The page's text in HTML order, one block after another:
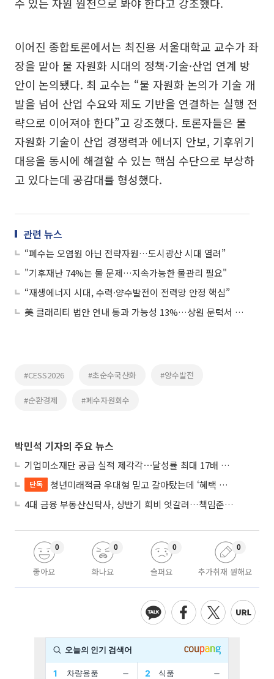
이어진 종합토론에서는 최진용 서울대학교 교수가 좌
장을 맡아 물 자원화 시대의 정책·기술·산업 연계 방
안이 논의됐다. 최 교수는 “물 자원화 논의가 기술 개
발을 넘어 산업 수요와 제도 기반을 연결하는 실행 전
략으로 이어져야 한다”고 강조했다. 토론자들은 물
자원화 기술이 산업 경쟁력과 에너지 안보, 기후위기
대응을 동시에 해결할 수 있는 핵심 수단으로 부상하
고 있다는데 공감대를 형성했다.
관련 뉴스
“폐수는 오염원 아닌 전략자원…도시광산 시대 열려”
"기후재난 74%는 물 문제…지속가능한 물관리 필요"
“재생에너지 시대, 수력·양수발전이 전력망 안정 핵심”
美 클래리티 법안 연내 통과 가능성 13%…상원 문턱서 제동
#CESS2026 #초순수국산화 #양수발전
#순환경제 #폐수자원회수
박민석 기자의 주요 뉴스
기업미소재단 공급 실적 제각각⋯달성률 최대 17배 차이
단독
청년미래적금 우대형 믿고 갈아탔는데 ‘혜택 반토막’…심사 오류에 가입자 혼선
4대 금융 부동산신탁사, 상반기 희비 엇갈려…책임준공 손실 반영 시점이 갈랐다
좋아요
0
화나요
0
슬퍼요
0
추가취재 원해요
0